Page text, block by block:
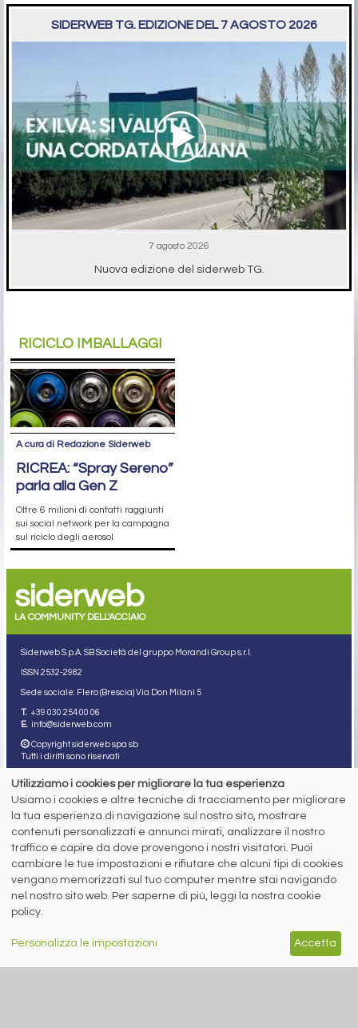
SIDERWEB TG. EDIZIONE DEL 7 AGOSTO 2026
7 agosto 2026
Nuova edizione del siderweb TG.
RICICLO IMBALLAGGI
A cura di Redazione Siderweb
RICREA: “Spray Sereno”
parla alla Gen Z
Oltre 6 milioni di contatti raggiunti
sui social network per la campagna
sul riciclo degli aerosol
siderweb
LA COMMUNITY DELL'ACCIAIO
Siderweb S.p.A. SB Società del gruppo Morandi Group s.r.l.
ISSN 2532-2982
Sede sociale: Flero (Brescia) Via Don Milani 5
T. +39 030 254 00 06
E. info@siderweb.com
Copyright siderweb spa sb
Tutti i diritti sono riservati
Privacy policy
Digital Services Act Policy
MENU
MERCATI
SERVIZI
EVENTI
SEGUICI SUI NOSTRI
SOCIAL NETWORK
Capitale Sociale: 190.000€ interamente versato
Utilizziamo i cookies per migliorare la tua esperienza
Usiamo i cookies e altre tecniche di tracciamento per migliorare
la tua esperienza di navigazione sul nostro sito, mostrare
contenuti personalizzati e annunci mirati, analizzare il nostro
traffico e capire da dove provengono i nostri visitatori. Puoi
cambiare le tue impostazioni e rifiutare che alcuni tipi di cookies
vengano memorizzati sul tuo computer mentre stai navigando
nel nostro sito web. Per saperne di più, leggi la nostra cookie
policy.
Personalizza le impostazioni Accetta